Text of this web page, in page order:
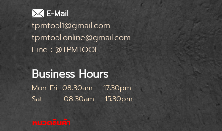
E-Mail
tpmtool1@gmail.com
tpmtool.online@gmail.com
Line : @TPMTOOL
Business Hours
Mon-Fri 08:30am. - 17:30pm.
Sat
08:30am. - 15:30pm.
หยุดทุกเสาร์สุดท้ายของเดือน
หมวดสินค้า